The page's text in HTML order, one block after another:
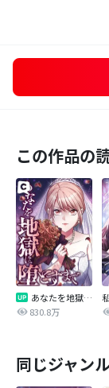
この作品の
あなたを地獄に堕とすまで
830.8万
同じジャン